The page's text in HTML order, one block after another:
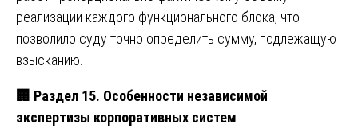
реализации каждого функционального блока, что
позволило суду точно определить сумму, подлежащую
взысканию.
🏢 Раздел 15. Особенности независимой
экспертизы корпоративных систем